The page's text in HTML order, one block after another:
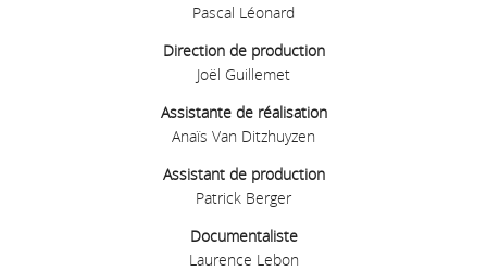
Pascal Léonard
Direction de production
Joël Guillemet
Assistante de réalisation
Anaïs Van Ditzhuyzen
Assistant de production
Patrick Berger
Documentaliste
Laurence Lebon